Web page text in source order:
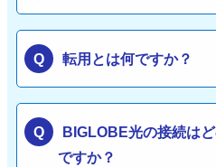
転用とは何ですか？
BIGLOBE光の接続は
ですか？